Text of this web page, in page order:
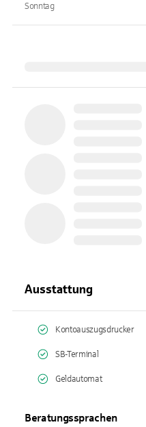
Sonntag
Ausstattung
Kontoauszugsdrucker
SB-Terminal
Geldautomat
Beratungssprachen